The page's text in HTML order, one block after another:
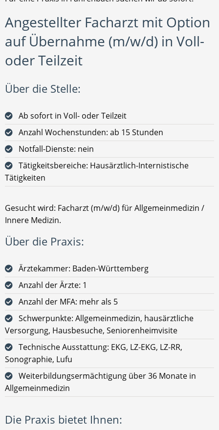
Angestellter Facharzt mit Option
auf Übernahme (m/w/d) in Voll-
oder Teilzeit
Über die Stelle:
Ab sofort in Voll- oder Teilzeit
Anzahl Wochenstunden: ab 15 Stunden
Notfall-Dienste: nein
Tätigkeitsbereiche: Hausärztlich-Internistische
Tätigkeiten
Gesucht wird: Facharzt (m/w/d) für Allgemeinmedizin /
Innere Medizin.
Über die Praxis:
Ärztekammer: Baden-Württemberg
Anzahl der Ärzte: 1
Anzahl der MFA: mehr als 5
Schwerpunkte: Allgemeinmedizin, hausärztliche
Versorgung, Hausbesuche, Seniorenheimvisite
Technische Ausstattung: EKG, LZ-EKG, LZ-RR,
Sonographie, Lufu
Weiterbildungsermächtigung über 36 Monate in
Allgemeinmedizin
Die Praxis bietet Ihnen: